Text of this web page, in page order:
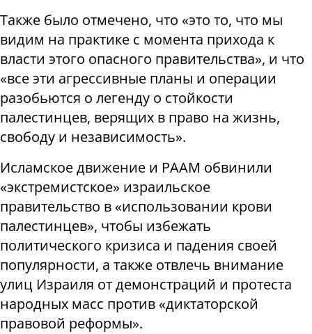
Также было отмечено, что «это то, что мы
видим на практике с момента прихода к
власти этого опасного правительства», и что
«все эти агрессивные планы и операции
разобьются о легенду о стойкости
палестинцев, верящих в право на жизнь,
свободу и независимость».
Исламское движение и РААМ обвинили
«экстремистское» израильское
правительство в «использовании крови
палестинцев», чтобы избежать
политического кризиса и падения своей
популярности, а также отвлечь внимание
улиц Израиля от демонстраций и протеста
народных масс против «диктаторской
правовой реформы».